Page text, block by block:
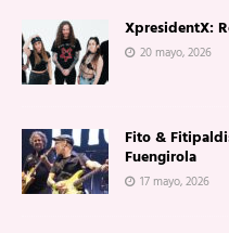
XpresidentX:
20 mayo, 2026
Fito &
Fuengirola
17 mayo, 2026